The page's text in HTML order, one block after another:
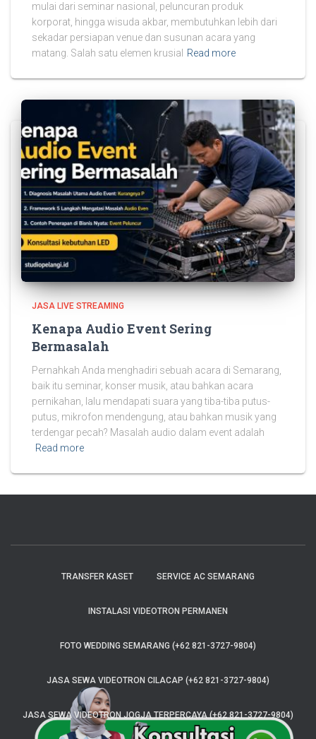
mulai dari seminar nasional, peluncuran produk
korporat, hingga wisuda akbar, membutuhkan lebih dari
sekadar persiapan venue dan susunan acara yang
matang. Salah satu elemen krusial Read more
JASA LIVE STREAMING
Kenapa Audio Event Sering
Bermasalah
Pernahkah Anda menghadiri sebuah acara di Semarang,
baik itu seminar, konser musik, atau bahkan acara
pernikahan, lalu mendapati suara yang tiba-tiba putus-
putus, mikrofon mendengung, atau bahkan musik yang
terdengar pecah? Masalah audio dalam event adalah
Read more
TRANSFER KASET SERVICE AC SEMARANG
INSTALASI VIDEOTRON PERMANEN
FOTO WEDDING SEMARANG (+62 821-3727-9804)
JASA SEWA VIDEOTRON CILACAP (+62 821-3727-9804)
JASA SEWA VIDEOTRON JOGJA TERPERCAYA (+62 821-3727-9804)